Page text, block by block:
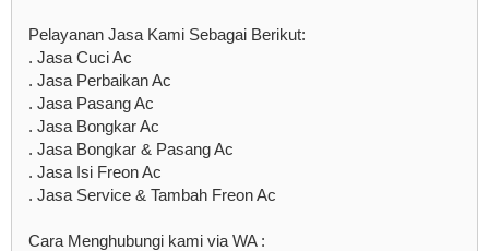
Pelayanan Jasa Kami Sebagai Berikut:
. Jasa Cuci Ac
. Jasa Perbaikan Ac
. Jasa Pasang Ac
. Jasa Bongkar Ac
. Jasa Bongkar & Pasang Ac
. Jasa Isi Freon Ac
. Jasa Service & Tambah Freon Ac
Cara Menghubungi kami via WA :